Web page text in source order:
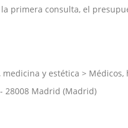
primera consulta, el
medicina y estética >
28008 Madrid (Madrid)